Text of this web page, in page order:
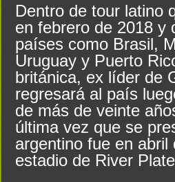
Dentro de tour latino
en febrero de 2018 y
países como Brasil,
Uruguay y Puerto
británica, ex líder de
regresará al país
de más de veinte
última vez que se
argentino fue en abril
estadio de River